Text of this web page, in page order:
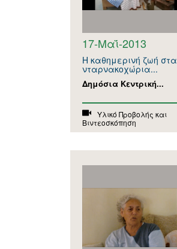
17-Μαΐ-2013
Η καθημερινή ζωή στα
νταρνακοχώρια...
Δημόσια Κεντρική...
Υλικό Προβολής και
Βιντεοσκόπηση